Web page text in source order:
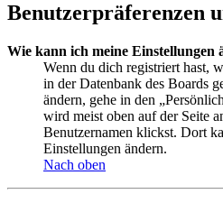
Benutzerpräferenzen
Wie kann ich meine Einstellungen
Wenn du dich registriert hast,
in der Datenbank des Boards
ändern, gehe in den
wird meist oben auf der Seite
Benutzernamen klickst. Dort
Einstellungen ändern.
Nach oben